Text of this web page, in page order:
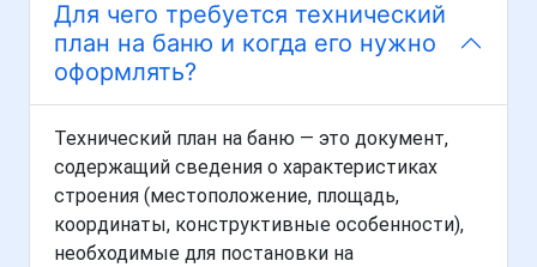
Для чего требуется технический
план на баню и когда его нужно
оформлять?
Технический план на баню — это документ,
содержащий сведения о характеристиках
строения (местоположение, площадь,
координаты, конструктивные особенности),
необходимые для постановки на